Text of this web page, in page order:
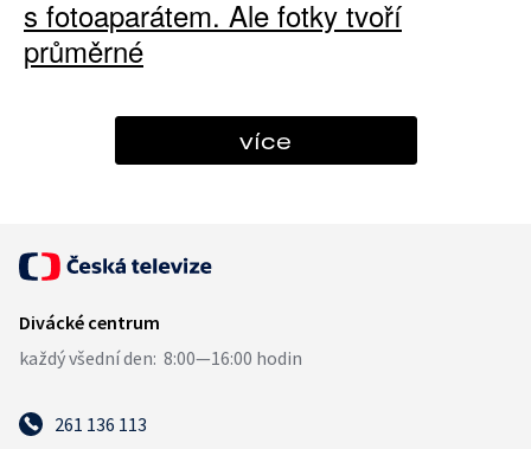
s fotoaparátem. Ale fotky tvoří
průměrné
více
261 136 113